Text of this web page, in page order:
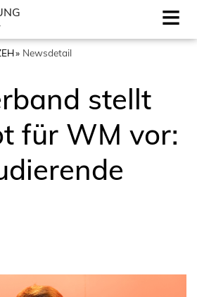
Newsdetail
stellt
für WM vor: